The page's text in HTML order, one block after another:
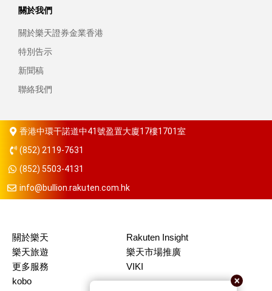
關於我們
關於樂天證券金業香港
特別告示
新聞稿
聯絡我們
香港中環干諾道中41號盈置大廈17樓1701室
(852) 2119-7631
(852) 5503-4131
info@bullion.rakuten.com.hk
關於樂天
Rakuten Insight
樂天旅遊
樂天市場推廣
更多服務
VIKI
kobo